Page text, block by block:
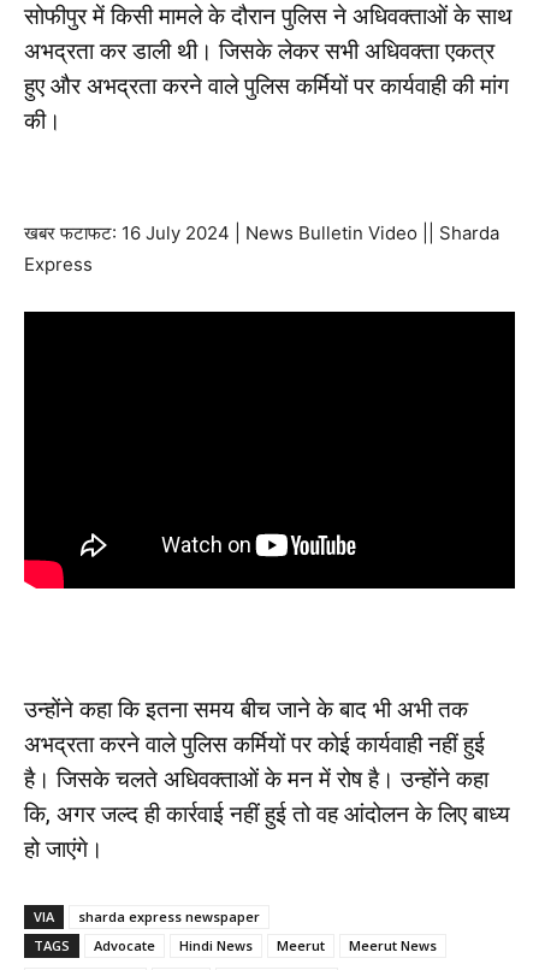
सोफीपुर में किसी मामले के दौरान पुलिस ने अधिवक्ताओं के साथ
अभद्रता कर डाली थी। जिसके लेकर सभी अधिवक्ता एकत्र
हुए और अभद्रता करने वाले पुलिस कर्मियों पर कार्यवाही की मांग
की।
खबर फटाफट: 16 July 2024 | News Bulletin Video || Sharda
Express
उन्होंने कहा कि इतना समय बीच जाने के बाद भी अभी तक
अभद्रता करने वाले पुलिस कर्मियों पर कोई कार्यवाही नहीं हुई
है। जिसके चलते अधिवक्ताओं के मन में रोष है। उन्होंने कहा
कि, अगर जल्द ही कार्रवाई नहीं हुई तो वह आंदोलन के लिए बाध्य
हो जाएंगे।
VIA
sharda express newspaper
TAGS
Advocate Hindi News Meerut
Meerut News